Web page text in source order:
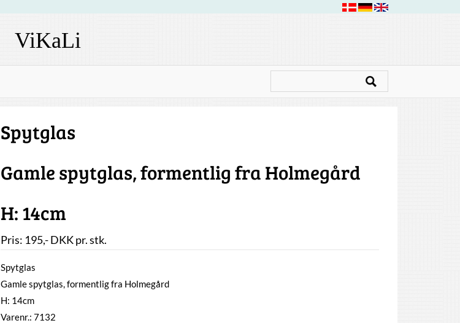
ViKaLi
Spytglas
Gamle spytglas, formentlig fra Holmegård
H: 14cm
Pris: 195,-DKKpr. stk.
Spytglas
Gamle spytglas, formentlig fra Holmegård
H: 14cm
Varenr.: 7132